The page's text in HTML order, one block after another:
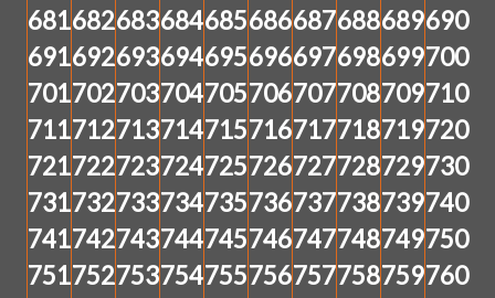
681682683684685686687688689690
691692693694695696697698699700
701702703704705706707708709710
711712713714715716717718719720
721722723724725726727728729730
731732733734735736737738739740
741742743744745746747748749750
751752753754755756757758759760